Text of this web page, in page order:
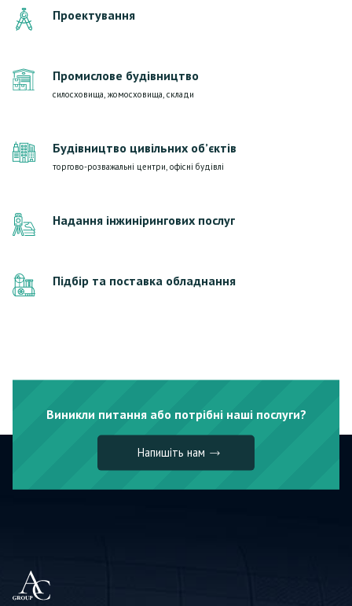
Проектування
Промислове будівництво
силосховища, жомосховища, склади
Будівництво цивільних об’єктів
торгово-розважальні центри, офісні будівлі
Надання інжинірингових послуг
Підбір та поставка обладнання
Виникли питання або потрібні наші послуги?
Напишіть нам